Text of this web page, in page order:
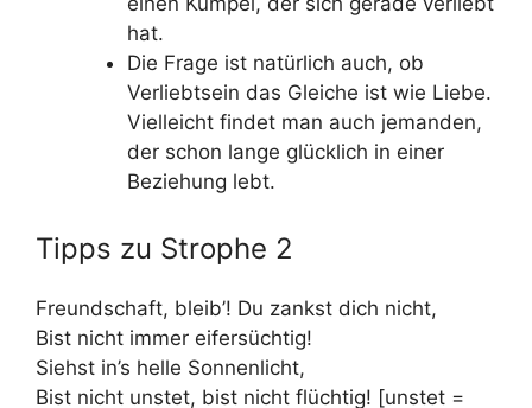
hat.
Die Frage ist natürlich auch, ob
Verliebtsein das Gleiche ist wie Liebe.
Vielleicht findet man auch jemanden,
der schon lange glücklich in einer
Beziehung lebt.
Tipps zu Strophe 2
Freundschaft, bleib’! Du zankst dich nicht,
Bist nicht immer eifersüchtig!
Siehst in’s helle Sonnenlicht,
Bist nicht unstet, bist nicht flüchtig! [unstet =